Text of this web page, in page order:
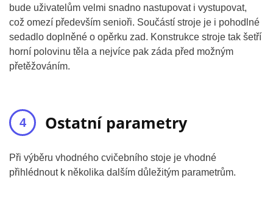
bude uživatelům velmi snadno nastupovat i vystupovat,
což omezí především senioři. Součástí stroje je i pohodlné
sedadlo doplněné o opěrku zad. Konstrukce stroje tak šetří
horní polovinu těla a nejvíce pak záda před možným
přetěžováním.
Ostatní parametry
Při výběru vhodného cvičebního stoje je vhodné
přihlédnout k několika dalším důležitým parametrům.